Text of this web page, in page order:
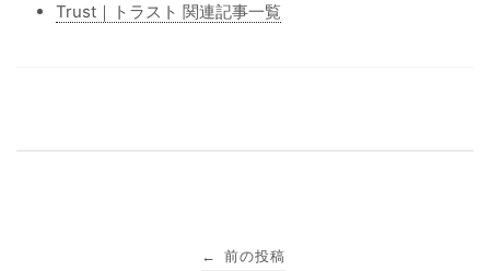
Trust｜トラスト 関連記事一覧
← 前の投稿